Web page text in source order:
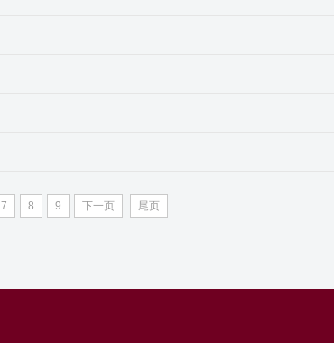
7 8 9 下一页 尾页